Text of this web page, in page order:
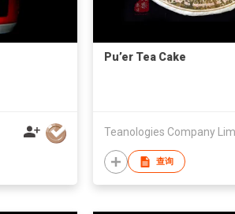
Pu’er Tea Cake
查询